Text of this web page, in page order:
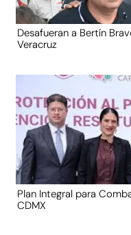
Desafueran a Bertín
Veracruz
Plan Integral para
CDMX